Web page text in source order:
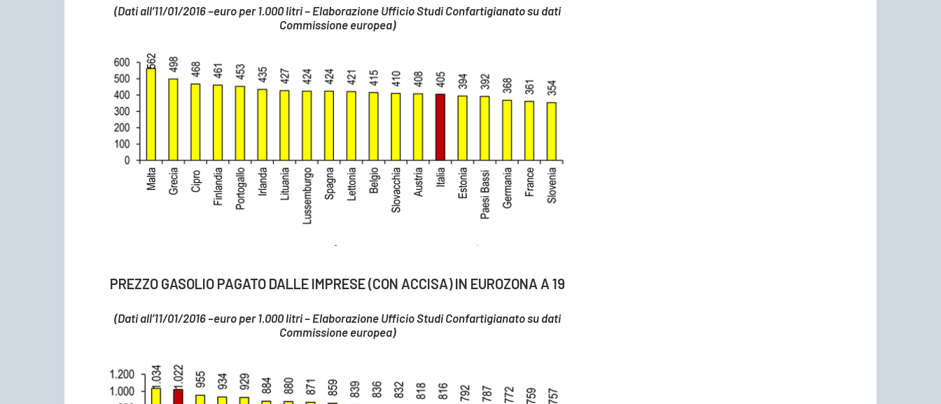
(Dati all’11/01/2016 –euro per 1.000 litri – Elaborazione Ufficio Studi Confartigianato su dati
Commissione europea)
PREZZO GASOLIO PAGATO DALLE IMPRESE (CON ACCISA) IN EUROZONA A 19
(Dati all’11/01/2016 –euro per 1.000 litri – Elaborazione Ufficio Studi Confartigianato su dati
Commissione europea)